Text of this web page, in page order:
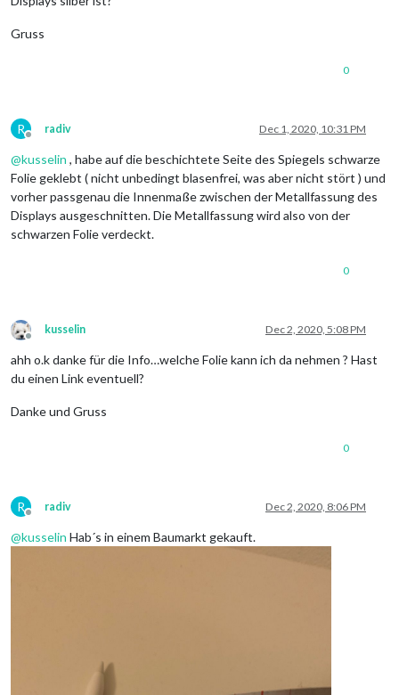
if __name__ ==
        main()
Gruss
0
R
Offline
radiv Dec 1, 2020, 10:31 PM
@kusselin , habe auf die beschichtete Seite des Spiegels schwarze
Folie geklebt ( nicht unbedingt blasenfrei, was aber nicht stört ) und
vorher passgenau die Innenmaße zwischen der Metallfassung des
Displays ausgeschnitten. Die Metallfassung wird also von der
schwarzen Folie verdeckt.
0
Offline
kusselin Dec 2, 2020, 5:08 PM
ahh o.k danke für die Info…welche Folie kann ich da nehmen ? Hast
du einen Link eventuell?
Danke und Gruss
0
R
Offline
radiv Dec 2, 2020, 8:06 PM
@kusselin Hab´s in einem Baumarkt gekauft.